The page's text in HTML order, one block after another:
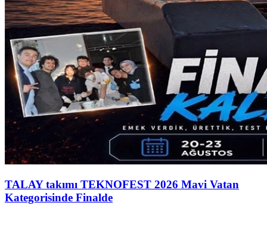
TALAY takımı TEKNOFEST 2026 Mavi Vatan
Kategorisinde Finalde